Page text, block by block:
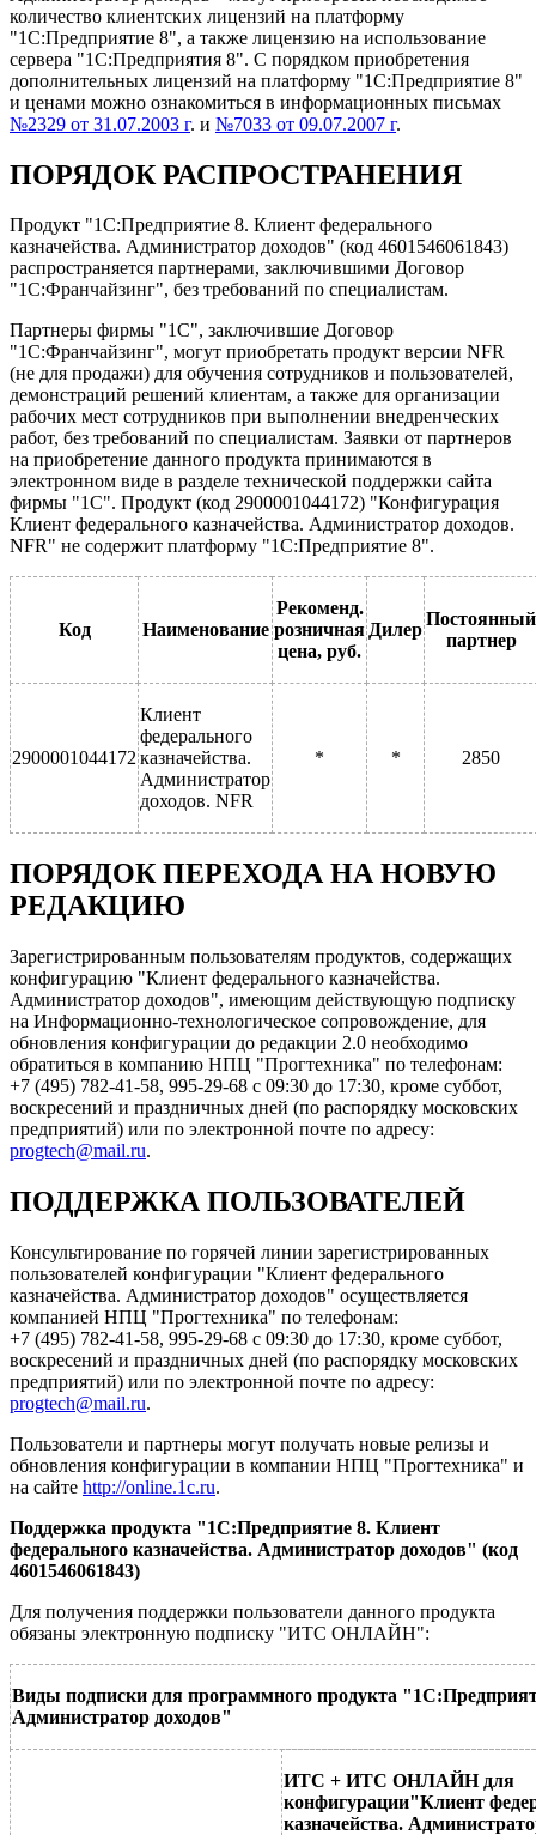
количество клиентских лицензий на платформу
"1С:Предприятие 8", а также лицензию на использование
сервера "1С:Предприятия 8". С порядком приобретения
дополнительных лицензий на платформу "1C:Предприятие 8"
и ценами можно ознакомиться в информационных письмах
№2329 от 31.07.2003 г. и №7033 от 09.07.2007 г.
ПОРЯДОК РАСПРОСТРАНЕНИЯ
Продукт "1С:Предприятие 8. Клиент федерального
казначейства. Администратор доходов" (код 4601546061843)
распространяется партнерами, заключившими Договор
"1С:Франчайзинг", без требований по специалистам.
Партнеры фирмы "1С", заключившие Договор
"1С:Франчайзинг", могут приобретать продукт версии NFR
(не для продажи) для обучения сотрудников и пользователей,
демонстраций решений клиентам, а также для организации
рабочих мест сотрудников при выполнении внедренческих
работ, без требований по специалистам. Заявки от партнеров
на приобретение данного продукта принимаются в
электронном виде в разделе технической поддержки сайта
фирмы "1С". Продукт (код 2900001044172) "Конфигурация
Клиент федерального казначейства. Администратор доходов.
NFR" не содержит платформу "1С:Предприятие 8".
Код Наименование
Рекоменд.
розничная
цена, руб.
Дилер
Постоянный
партнер
2900001044172
Клиент
федерального
казначейства.
Администратор
доходов. NFR
* * 2850
ПОРЯДОК ПЕРЕХОДА НА НОВУЮ
РЕДАКЦИЮ
Зарегистрированным пользователям продуктов, содержащих
конфигурацию "Клиент федерального казначейства.
Администратор доходов", имеющим действующую подписку
на Информационно-технологическое сопровождение, для
обновления конфигурации до редакции 2.0 необходимо
обратиться в компанию НПЦ "Прогтехника" по телефонам:
+7 (495) 782-41-58, 995-29-68 с 09:30 до 17:30, кроме суббот,
воскресений и праздничных дней (по распорядку московских
предприятий) или по электронной почте по адресу:
progtech@mail.ru.
ПОДДЕРЖКА ПОЛЬЗОВАТЕЛЕЙ
Консультирование по горячей линии зарегистрированных
пользователей конфигурации "Клиент федерального
казначейства. Администратор доходов" осуществляется
компанией НПЦ "Прогтехника" по телефонам:
+7 (495) 782-41-58, 995-29-68 с 09:30 до 17:30, кроме суббот,
воскресений и праздничных дней (по распорядку московских
предприятий) или по электронной почте по адресу:
progtech@mail.ru.
Пользователи и партнеры могут получать новые релизы и
обновления конфигурации в компании НПЦ "Прогтехника" и
на сайте http://online.1c.ru.
Поддержка продукта "1C:Предприятие 8. Клиент
федерального казначейства. Администратор доходов" (код
4601546061843)
Для получения поддержки пользователи данного продукта
обязаны электронную подписку "ИТС ОНЛАЙН":
Виды подписки для программного продукта "
Администратор доходов"
ИТС + ИТС ОНЛАЙН для
конфигурации"Клиент
казначейства.